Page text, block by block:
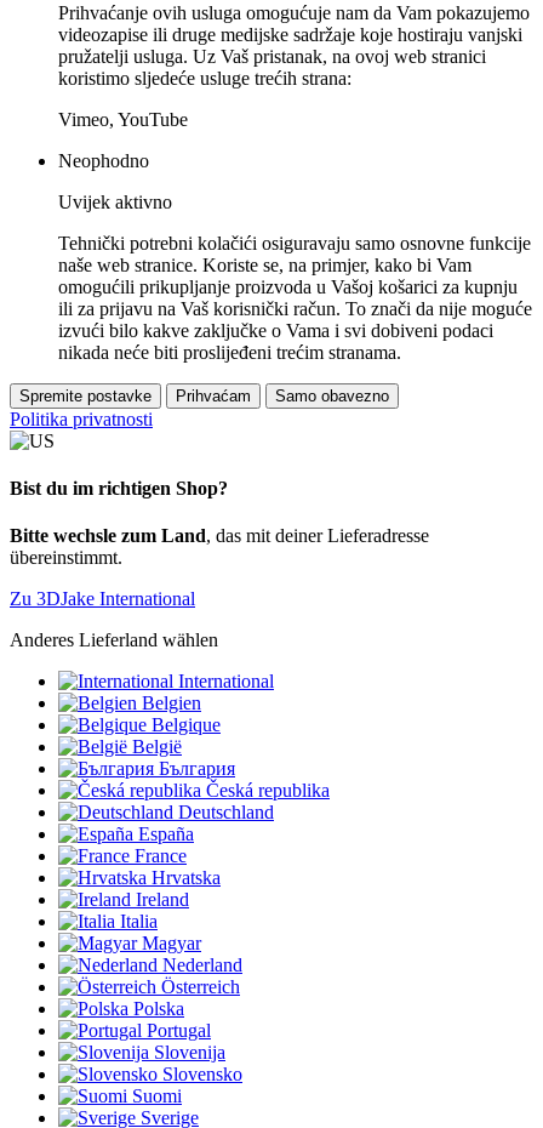
Prihvaćanje ovih usluga omogućuje nam da Vam pokazujemo
videozapise ili druge medijske sadržaje koje hostiraju vanjski
pružatelji usluga. Uz Vaš pristanak, na ovoj web stranici
koristimo sljedeće usluge trećih strana:
Vimeo, YouTube
Neophodno
Uvijek aktivno
Tehnički potrebni kolačići osiguravaju samo osnovne funkcije
naše web stranice. Koriste se, na primjer, kako bi Vam
omogućili prikupljanje proizvoda u Vašoj košarici za kupnju
ili za prijavu na Vaš korisnički račun. To znači da nije moguće
izvući bilo kakve zaključke o Vama i svi dobiveni podaci
nikada neće biti proslijeđeni trećim stranama.
Spremite postavke Prihvaćam Samo obavezno
Politika privatnosti
Bist du im richtigen Shop?
Bitte wechsle zum Land, das mit deiner Lieferadresse
übereinstimmt.
Zu 3DJake International
Anderes Lieferland wählen
International
Belgien
Belgique
België
България
Česká republika
Deutschland
España
France
Hrvatska
Ireland
Italia
Magyar
Nederland
Österreich
Polska
Portugal
Slovenija
Slovensko
Suomi
Sverige